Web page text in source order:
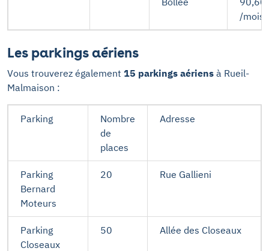
/mois
Les parkings aériens
Vous trouverez également 15 parkings aériens à Rueil-
Malmaison :
Parking
Nombre
de
places
Adresse
Parking
Bernard
Moteurs
20 Rue Gallieni
Parking
Closeaux
50 Allée des Closeaux